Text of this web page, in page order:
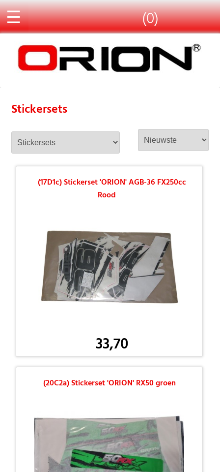
☰ (0)
Stickersets
(17D1c) Stickerset 'ORION' AGB-36 FX250cc
Rood
33,70
(20C2a) Stickerset 'ORION' RX50 groen